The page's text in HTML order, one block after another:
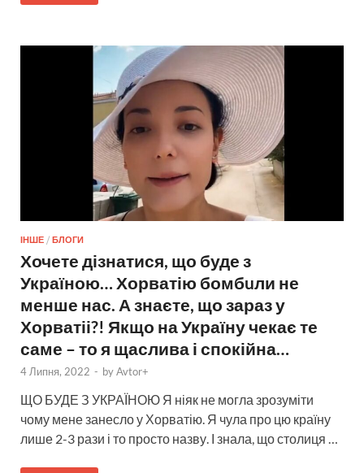
ІНШЕ / БЛОГИ
Хочете дізнатися, що буде з
Україною… Хорватію бомбuли не
менше нас. А знаєте, що зараз у
Хорватіі?! Якщо на Україну чекає те
саме – то я щаслива і спокійна…
4 Липня, 2022 - byAvtor+
ЩО БУДЕ З УКРАЇНОЮ Я ніяк не могла зрозуміти
чому мене занесло у Хорватію. Я чула про цю країну
лише 2-3 рази і то просто назву. І знала, що столиця …